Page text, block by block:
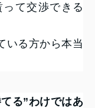
って交渉できる
いる方から本当
る”わけではあ